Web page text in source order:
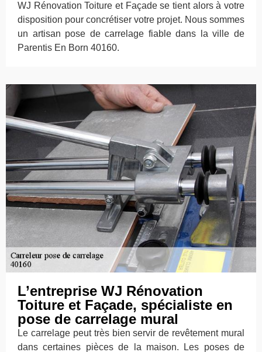
WJ Rénovation Toiture et Façade se tient alors à votre
disposition pour concrétiser votre projet. Nous sommes
un artisan pose de carrelage fiable dans la ville de
Parentis En Born 40160.
L’entreprise WJ Rénovation
Toiture et Façade, spécialiste en
pose de carrelage mural
Le carrelage peut très bien servir de revêtement mural
dans certaines pièces de la maison. Les poses de